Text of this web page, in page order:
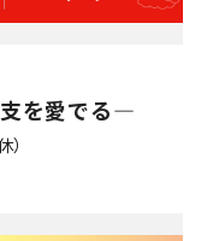
を愛でる―